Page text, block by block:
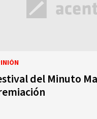
del Minuto